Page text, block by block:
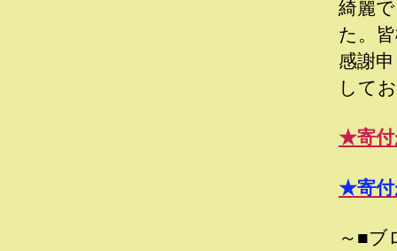
綺麗
た。
感謝
して
★寄付
★寄付
～■ブ